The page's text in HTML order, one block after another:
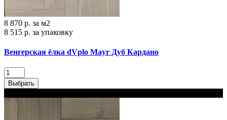
8 870 р. за м2
8 515 р. за упаковку
Венгерская ёлка dVplo Mayr Дуб Кардано
Выбрать